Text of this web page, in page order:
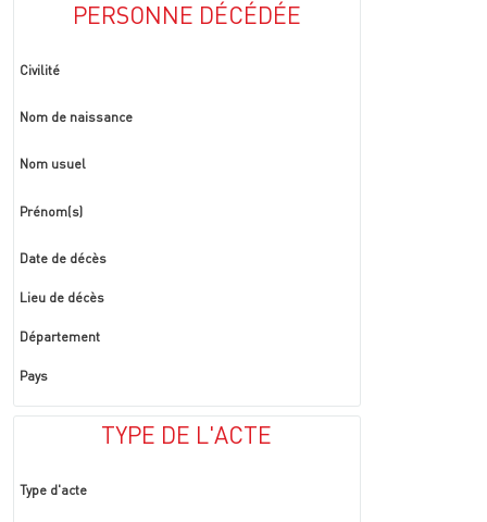
PERSONNE DÉCÉDÉE
Civilité
Nom de naissance
Nom usuel
Prénom(s)
Date de décès
Lieu de décès
Département
Pays
TYPE DE L'ACTE
Type d'acte